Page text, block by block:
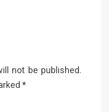
not be published.
*